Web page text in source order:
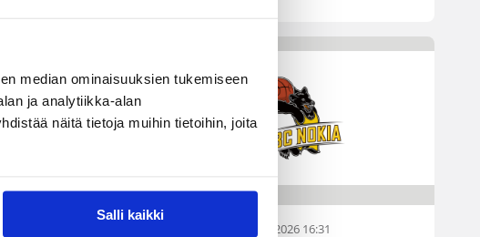
median ominaisuuksien tukemiseen
ja analytiikka-alan
näitä tietoja muihin tietoihin, joita
Salli kaikki
01.08.2026 16:31